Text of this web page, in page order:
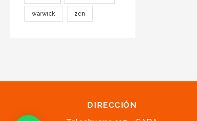
warwick zen
DIRECCIÓN